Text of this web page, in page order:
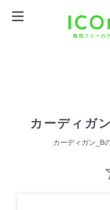
商用フリーの
カーディガ
カーディガン_B